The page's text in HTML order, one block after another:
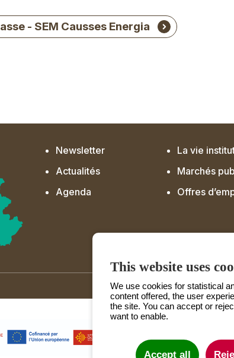
- SEM Causses Energia
Newsletter
La vie
Actualités
Marchés
Agenda
Offres
This website uses
We use cookies for statistical
content offered, the user
the site. You can accept or
want to enable.
Accept all